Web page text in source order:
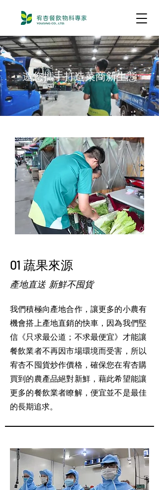
邀您攜手打造菜商新生態
01 蔬果來源
產地直送 新鮮不囤貨
我們積極向產地合作，讓更多的小農有
機會搭上產地直銷的快車，因為我們堅
信《只求最公道；不求最便宜》才能讓
餐飲業者不再因市場環境而受害，所以
宥杏不囤貨炒作價格，確保您在宥杏購
買到的農產品絕對新鮮，藉此希望能讓
更多的餐飲業者瞭解，便宜並不是最佳
的長期追求。